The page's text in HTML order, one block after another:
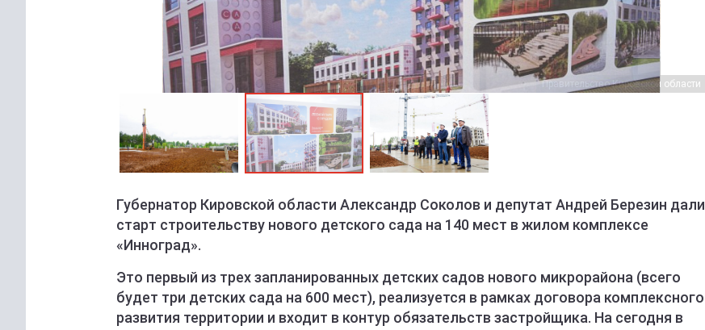
Правительство Кировской области
Губернатор Кировской области Александр Соколов и депутат Андрей Березин дали
старт строительству нового детского сада на 140 мест в жилом комплексе
«Инноград».
Это первый из трех запланированных детских садов нового микрорайона (всего
будет три детских сада на 600 мест), реализуется в рамках договора комплексного
развития территории и входит в контур обязательств застройщика. На сегодня в